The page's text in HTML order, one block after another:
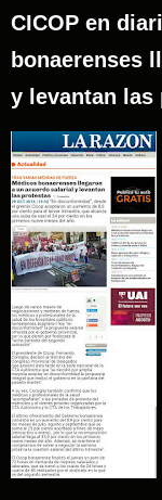
CICOP en
bonaerenses
y levantan las